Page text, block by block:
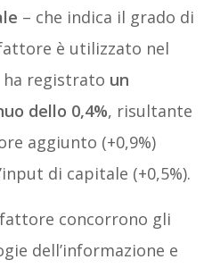
– che indica il grado di
è utilizzato nel
registrato un
dello 0,4%, risultante
aggiunto (+0,9%)
di capitale (+0,5%).
concorrono gli
dell’informazione e